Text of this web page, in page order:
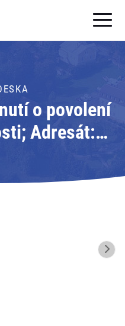
stažení
o povolení
Adresát:
a